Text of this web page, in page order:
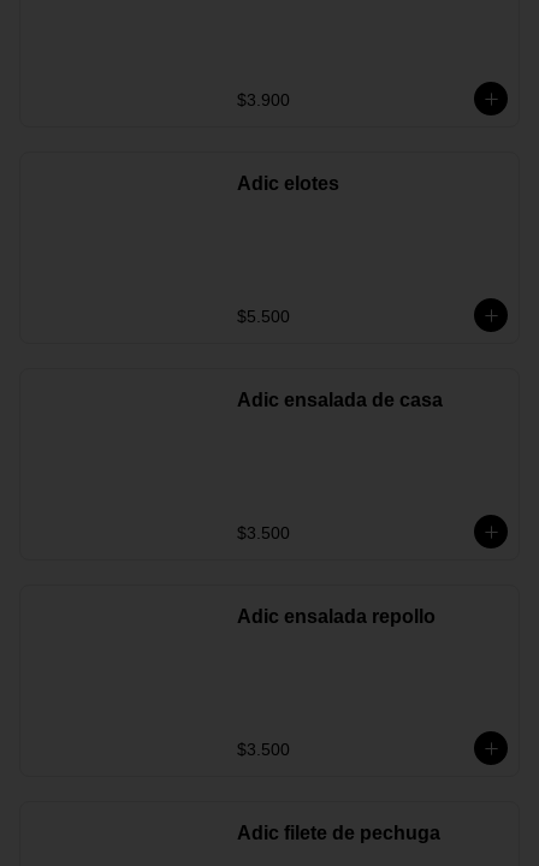
$3.900
Adic elotes
$5.500
Adic ensalada de casa
$3.500
Adic ensalada repollo
$3.500
Adic filete de pechuga